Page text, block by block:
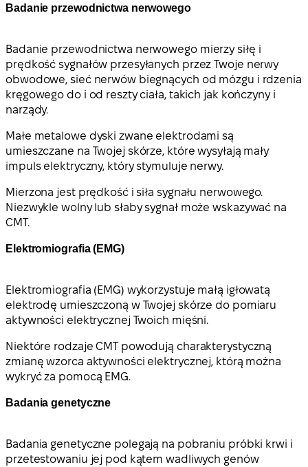
Badanie przewodnictwa nerwowego
Badanie przewodnictwa nerwowego mierzy siłę i
prędkość sygnałów przesyłanych przez Twoje nerwy
obwodowe, sieć nerwów biegnących od mózgu i rdzenia
kręgowego do i od reszty ciała, takich jak kończyny i
narządy.
Małe metalowe dyski zwane elektrodami są
umieszczane na Twojej skórze, które wysyłają mały
impuls elektryczny, który stymuluje nerwy.
Mierzona jest prędkość i siła sygnału nerwowego.
Niezwykle wolny lub słaby sygnał może wskazywać na
CMT.
Elektromiografia (EMG)
Elektromiografia (EMG) wykorzystuje małą igłowatą
elektrodę umieszczoną w Twojej skórze do pomiaru
aktywności elektrycznej Twoich mięśni.
Niektóre rodzaje CMT powodują charakterystyczną
zmianę wzorca aktywności elektrycznej, którą można
wykryć za pomocą EMG.
Badania genetyczne
Badania genetyczne polegają na pobraniu próbki krwi i
przetestowaniu jej pod kątem wadliwych genów